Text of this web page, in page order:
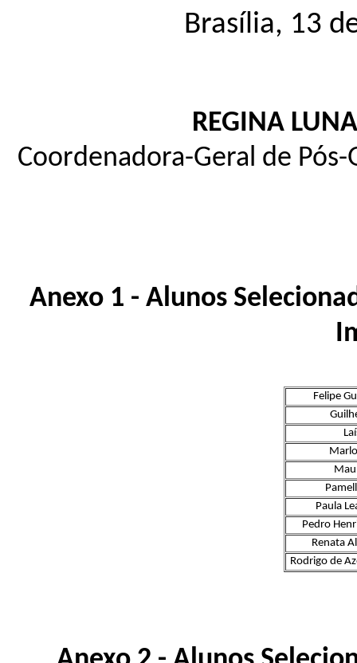
Brasília, 13
REGINA
Coordenadora-Geral de
Anexo 1 - Alunos
Felipe
Paula
Pedro
Renata
Rodrigo de